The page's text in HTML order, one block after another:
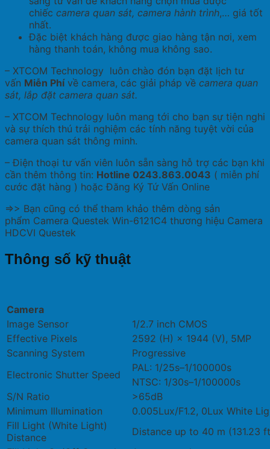
chiếc camera quan sát, camera hành trình,… giá tốt
nhất.
Đặc biệt khách hàng được giao hàng tận nơi, xem
hàng thanh toán, không mua không sao.
– XTCOM Technology luôn chào đón bạn đặt lịch tư
vấn Miễn Phívề camera, các giải pháp về camera quan
sát, lắp đặt camera quan sát.
– XTCOM Technology luôn mang tới cho bạn sự tiện nghi
và sự thích thú trải nghiệm các tính năng tuyệt vời của
camera quan sát thông minh.
– Điện thoại tư vấn viên luôn sẵn sàng hỗ trợ các bạn khi
cần thêm thông tin: Hotline 0243.863.0043 ( miễn phí
cước đặt hàng ) hoặc Đăng Ký Tứ Vấn Online
=>> Bạn cũng có thể tham khảo thêm dòng sản
phẩm Camera Questek Win-6121C4 thương hiệu Camera
HDCVI Questek
Thông số kỹ thuật
Camera
Image Sensor
1/2.7 inch CMOS
Effective Pixels
2592 (H) × 1944 (V), 5MP
Scanning System
Progressive
Electronic Shutter Speed
PAL: 1/25s–1/100000s
NTSC: 1/30s–1/100000s
S/N Ratio
>65dB
Minimum Illumination
0.005Lux/F1.2, 0Lux White
Fill Light (White Light)
Distance
Distance up to 40 m (131.23